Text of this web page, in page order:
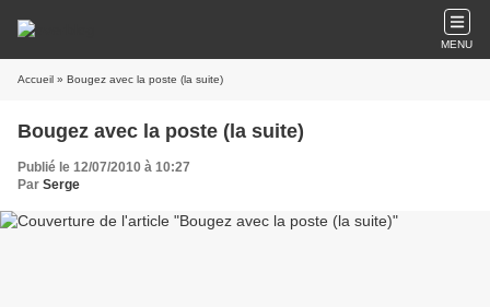
MENU
Accueil » Bougez avec la poste (la suite)
Bougez avec la poste (la suite)
Publié le 12/07/2010 à 10:27
Par Serge